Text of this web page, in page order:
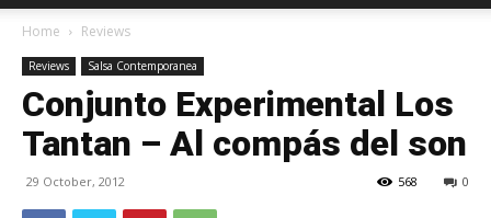
Latin
Home Reviews
Reviews Salsa Contemporanea
Conjunto Experimental Los
Tantan – Al compás del son
29 October, 2012 0
568